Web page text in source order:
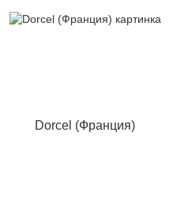
Dorcel (Франция)